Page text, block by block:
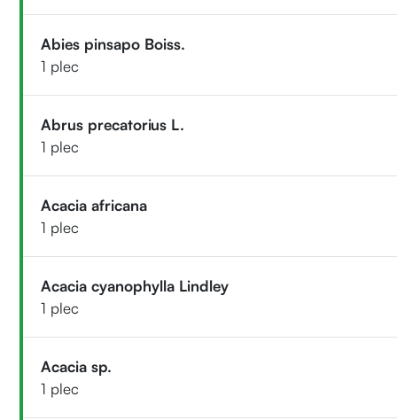
Abies pinsapo Boiss.
1 plec
Abrus precatorius L.
1 plec
Acacia africana
1 plec
Acacia cyanophylla Lindley
1 plec
Acacia sp.
1 plec